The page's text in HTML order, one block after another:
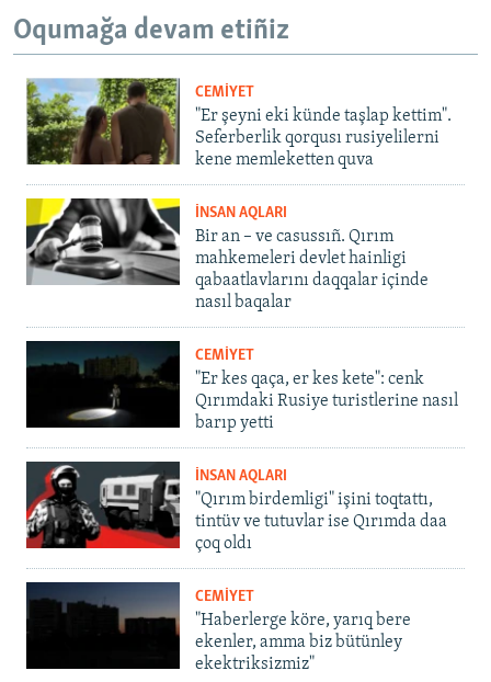
Oqumağa devam etiñiz
CEMİYET
"Er şeyni eki künde taşlap kettim".
Seferberlik qorqusı rusiyelilerni
kene memleketten quva
İNSAN AQLARI
Bir an – ve casussıñ. Qırım
mahkemeleri devlet hainligi
qabaatlavlarını daqqalar içinde
nasıl baqalar
CEMİYET
"Er kes qaça, er kes kete": cenk
Qırımdaki Rusiye turistlerine nasıl
barıp yetti
İNSAN AQLARI
"Qırım birdemligi" işini toqtattı,
tintüv ve tutuvlar ise Qırımda daa
çoq oldı
CEMİYET
"Haberlerge köre, yarıq bere
ekenler, amma biz bütünley
ekektriksizmiz"